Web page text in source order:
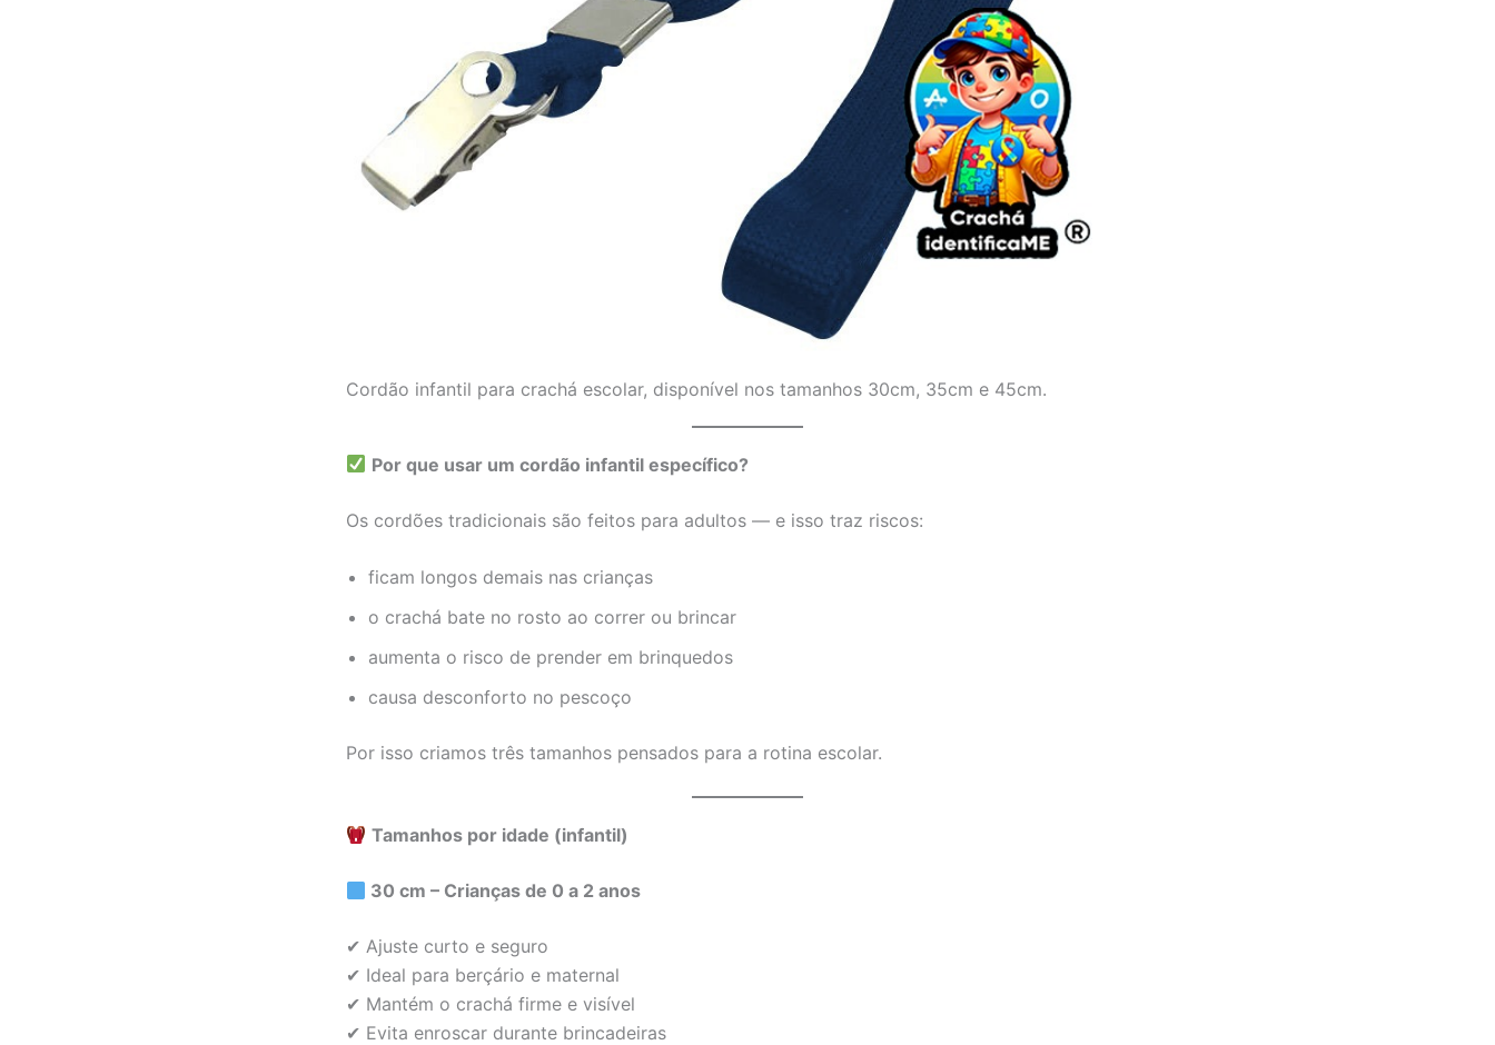
Cordão infantil para crachá escolar, disponível nos tamanhos 30cm, 35cm e 45cm.
Por que usar um cordão infantil específico?
Os cordões tradicionais são feitos para adultos — e isso traz riscos:
ficam longos demais nas crianças
o crachá bate no rosto ao correr ou brincar
aumenta o risco de prender em brinquedos
causa desconforto no pescoço
Por isso criamos três tamanhos pensados para a rotina escolar.
Tamanhos por idade (infantil)
30 cm – Crianças de 0 a 2 anos
✔ Ajuste curto e seguro
✔ Ideal para berçário e maternal
✔ Mantém o crachá firme e visível
✔ Evita enroscar durante brincadeiras